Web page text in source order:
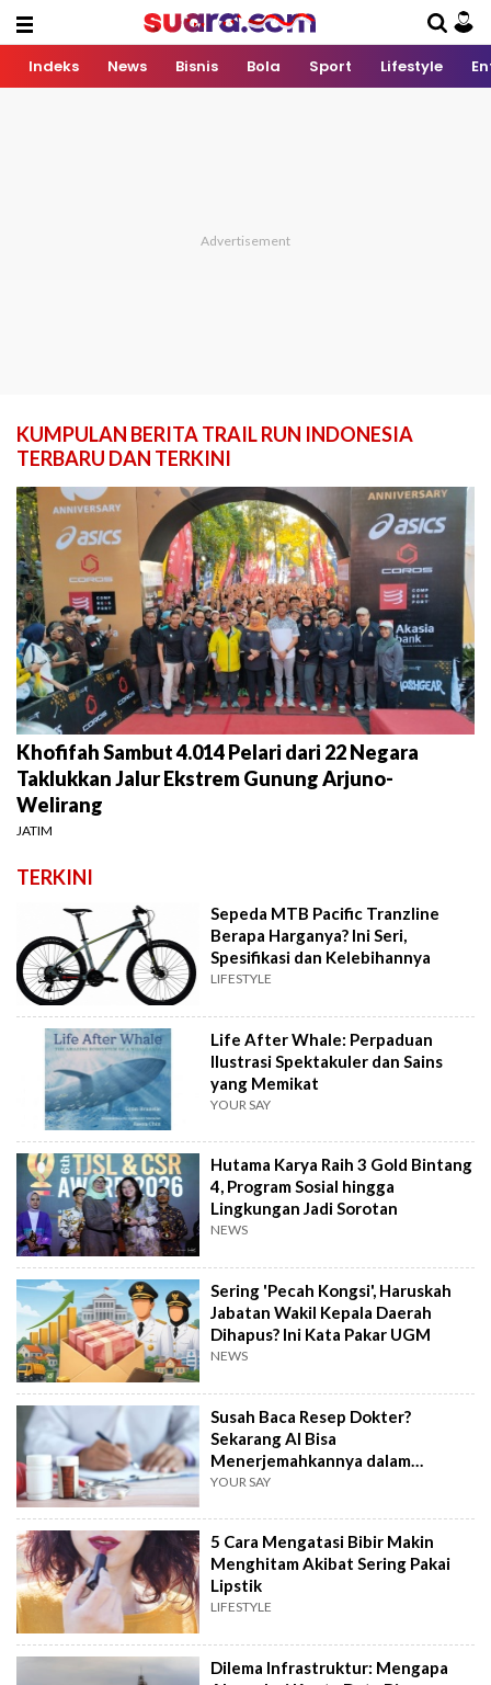
Indeks News Bisnis Bola Sport Lifestyle
KUMPULAN BERITA TRAIL RUN INDONESIA
TERBARU DAN TERKINI
Khofifah Sambut 4.014 Pelari dari 22 Negara
Taklukkan Jalur Ekstrem Gunung Arjuno-
Welirang
JATIM
TERKINI
Sepeda MTB Pacific Tranzline
Berapa Harganya? Ini Seri,
Spesifikasi dan Kelebihannya
LIFESTYLE
Life After Whale: Perpaduan
Ilustrasi Spektakuler dan Sains
yang Memikat
YOUR SAY
Hutama Karya Raih 3 Gold Bintang
4, Program Sosial hingga
Lingkungan Jadi Sorotan
NEWS
Sering 'Pecah Kongsi', Haruskah
Jabatan Wakil Kepala Daerah
Dihapus? Ini Kata Pakar UGM
NEWS
Susah Baca Resep Dokter?
Sekarang AI Bisa
Menerjemahkannya dalam
Hitungkan Detik!
YOUR SAY
5 Cara Mengatasi Bibir Makin
Menghitam Akibat Sering Pakai
Lipstik
LIFESTYLE
Dilema Infrastruktur: Mengapa